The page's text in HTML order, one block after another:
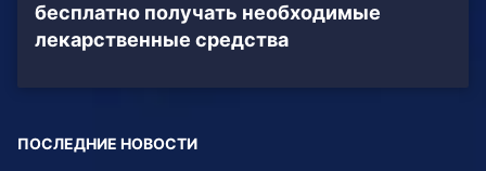
бесплатно получать необходимые
лекарственные средства
ПОСЛЕДНИЕ НОВОСТИ